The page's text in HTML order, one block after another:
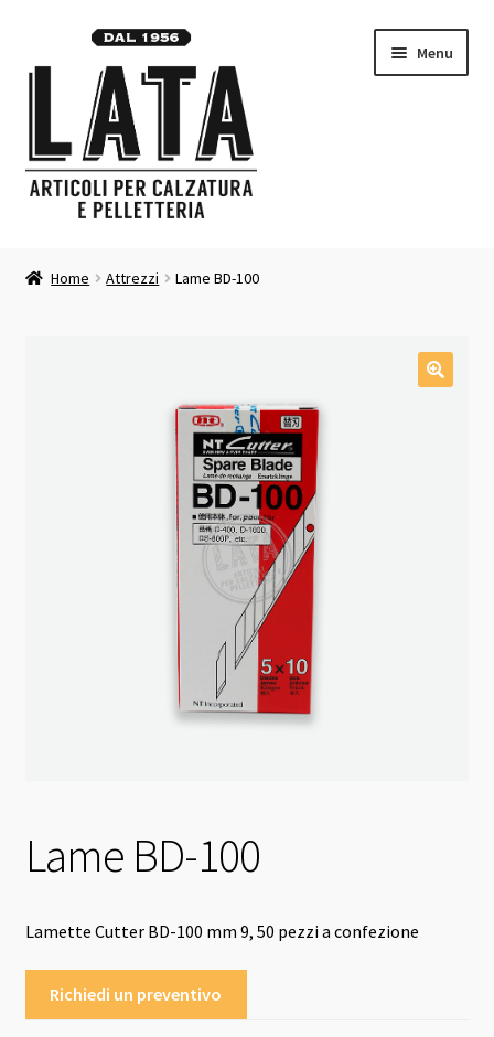
alla
navigazione
al
contenuto
Menu
menu
child
Home Attrezzi Lame BD-100
Lame BD-100
Lamette Cutter BD-100 mm 9, 50 pezzi a confezione
Richiedi un preventivo